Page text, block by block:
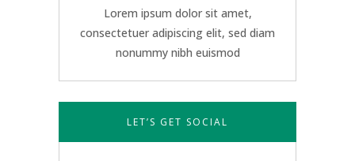
Lorem ipsum dolor sit amet,
consectetuer adipiscing elit, sed diam
nonummy nibh euismod
LET’S GET SOCIAL